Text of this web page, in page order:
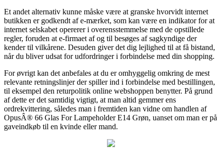
Et andet alternativ kunne måske være at granske hvorvidt internet
butikken er godkendt af e-mærket, som kan være en indikator for at
internet selskabet opererer i overensstemmelse med de opstillede
regler, foruden at e-firmaet af og til besøges af sagkyndige der
kender til vilkårene. Desuden giver det dig lejlighed til at få bistand,
når du bliver udsat for udfordringer i forbindelse med din shopping.
For øvrigt kan det anbefales at du er omhyggelig omkring de mest
relevante retningslinjer der spiller ind i forbindelse med bestillingen,
til eksempel den returpolitik online webshoppen benytter. På grund
af dette er det samtidig vigtigt, at man altid gemmer ens
ordrekvittering, således man i fremtiden kan vidne om handlen af
OpusÂ® 66 Glas For Lampeholder E14 Grøn, uanset om man er på
gaveindkøb til en kvinde eller mand.